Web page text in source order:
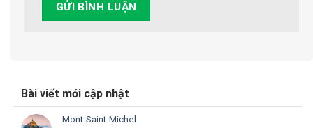
Bài viết mới cập nhật
Mont-Saint-Michel